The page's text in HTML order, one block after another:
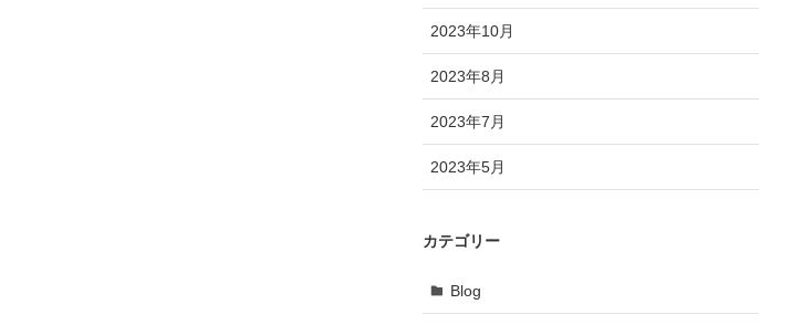
2023年10月
2023年8月
2023年7月
2023年5月
カテゴリー
Blog